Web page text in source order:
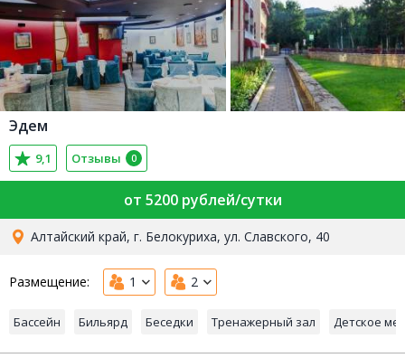
Эдем
9,1 Отзывы 0
от 5200 рублей/сутки
Алтайский край, г. Белокуриха, ул. Славского, 40
Размещение: 1 2
Бассейн Бильярд Беседки Тренажерный зал Детское